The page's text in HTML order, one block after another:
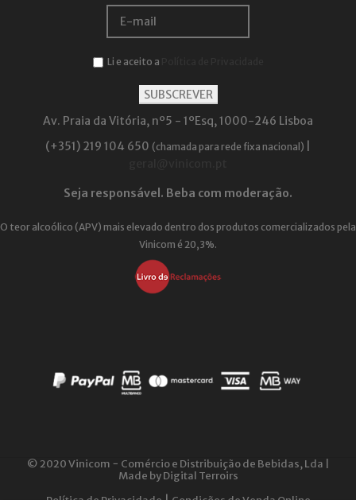
Li e aceito a
Av. Praia da Vitória, nº5 - 1ºEsq, 1000-246 Lisboa
(+351) 219 104 650 (chamada para rede fixa nacional)
Seja responsável. Beba com moderação.
O teor alcoólico (APV) mais elevado dentro dos produtos comercializados pela
Vinicom é 20,3%.
© 2020 Vinicom − Comércio e Distribuição de Bebidas, Lda |
Made byDigital Terroirs